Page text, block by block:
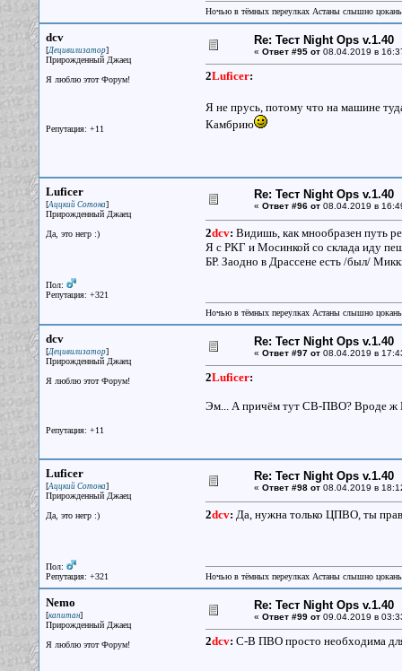
Ночью в тёмных переулках Астаны слышно
dcv
[Децивилизатор]
Прирожденный Джаец
Я люблю этот Форум!
Репутация: +11
Re: Тест Night Ops v.1.40
« Ответ #95 от08.04.2019 в
2Luficer:
Я не прусь, потому что на машине
Камбрию
Luficer
[Аццкий Сотона]
Прирожденный Джаец
Да, это негр :)
Пол:
Репутация: +321
Re: Тест Night Ops v.1.40
« Ответ #96 от08.04.2019 в
2dcv: Видишь, как мнообразен путь
Я с РКГ и Мосинкой со склада иду
БР. Заодно в Драссене есть /был/
Ночью в тёмных переулках Астаны слышно
dcv
[Децивилизатор]
Прирожденный Джаец
Я люблю этот Форум!
Репутация: +11
Re: Тест Night Ops v.1.40
« Ответ #97 от08.04.2019 в
2Luficer:
Эм... А причём тут СВ-ПВО? Вроде ж
Luficer
[Аццкий Сотона]
Прирожденный Джаец
Да, это негр :)
Пол:
Репутация: +321
Re: Тест Night Ops v.1.40
« Ответ #98 от08.04.2019 в
2dcv: Да, нужна только ЦПВО, ты
Ночью в тёмных переулках Астаны слышно
Nemo
[капитан]
Прирожденный Джаец
Я люблю этот Форум!
Re: Тест Night Ops v.1.40
« Ответ #99 от09.04.2019 в
2dcv: С-В ПВО просто необходима